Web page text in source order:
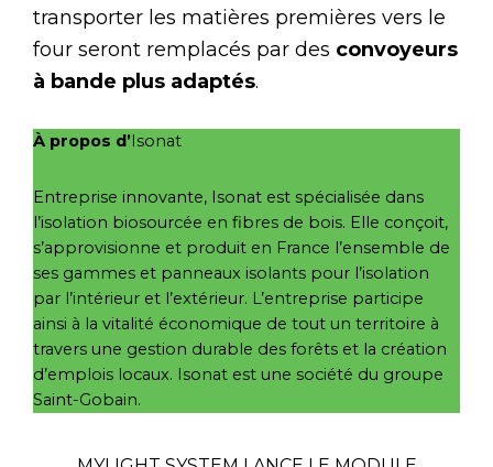
transporter les matières premières vers le
four seront remplacés par des convoyeurs
à bande plus adaptés.
À propos d’ Isonat
Entreprise innovante, Isonat est spécialisée dans
l’isolation biosourcée en fibres de bois. Elle conçoit,
s’approvisionne et produit en France l’ensemble de
ses gammes et panneaux isolants pour l’isolation
par l’intérieur et l’extérieur. L’entreprise participe
ainsi à la vitalité économique de tout un territoire à
travers une gestion durable des forêts et la création
d’emplois locaux. Isonat est une société du groupe
Saint-Gobain.